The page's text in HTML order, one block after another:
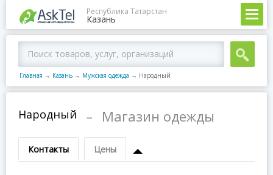
Республика Татарстан
Казань
Главная → Казань → Мужская одежда → Народный
Народный – Магазин одежды
Контакты Цены